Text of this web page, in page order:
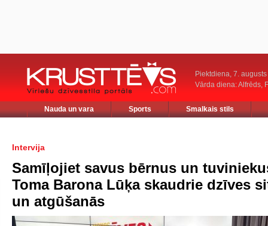
Piektdiena, 7. augusts
Vārda diena: Alfrēds,
Nauda un vara Sports Smalkais stils
Intervija
Samīļojiet savus bērnus un
Toma Barona Lūķa skaudrie dzīves
un atgūšanās